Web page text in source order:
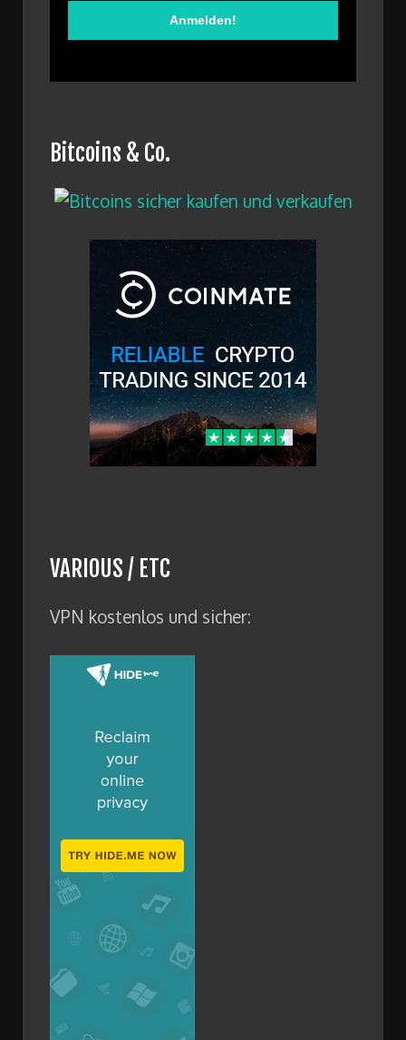
Bitcoins & Co.
VARIOUS / ETC
VPN kostenlos und sicher: